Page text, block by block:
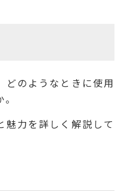
どのようなときに使用
魅力を詳しく解説して